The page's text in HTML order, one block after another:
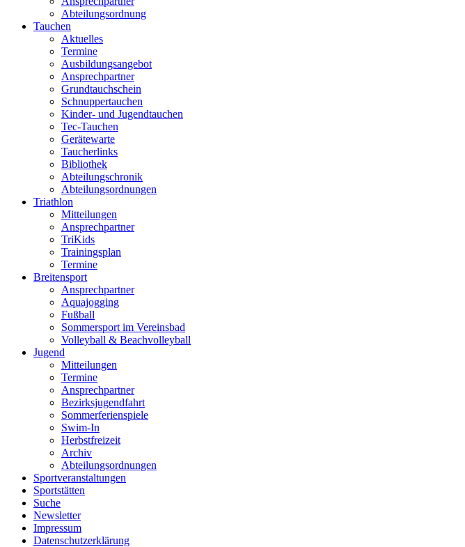
Abteilungsordnung
Tauchen
Aktuelles
Termine
Ausbildungsangebot
Ansprechpartner
Grundtauchschein
Schnuppertauchen
Kinder- und Jugendtauchen
Tec-Tauchen
Gerätewarte
Taucherlinks
Bibliothek
Abteilungschronik
Abteilungsordnungen
Triathlon
Mitteilungen
Ansprechpartner
TriKids
Trainingsplan
Termine
Breitensport
Ansprechpartner
Aquajogging
Fußball
Sommersport im Vereinsbad
Volleyball & Beachvolleyball
Jugend
Mitteilungen
Termine
Ansprechpartner
Bezirksjugendfahrt
Sommerferienspiele
Swim-In
Herbstfreizeit
Archiv
Abteilungsordnungen
Sportveranstaltungen
Sportstätten
Suche
Newsletter
Impressum
Datenschutzerklärung